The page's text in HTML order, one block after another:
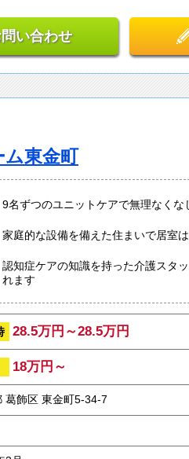
い合わせ
東金町
9名ずつのユニットケアで無理なく
家庭的な設備を備えた住まいで居室
認知症ケアの知識を持った介護スタ
れます
28.5万円～28.5万円
18万円～
葛飾区 東金町5-34-7